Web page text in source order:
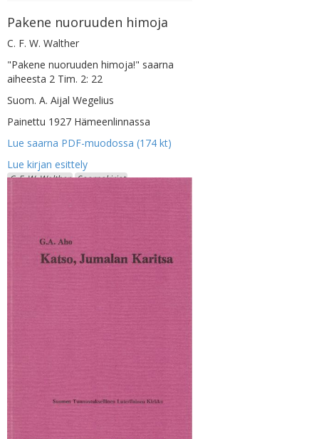
Pakene nuoruuden himoja
C. F. W. Walther
"Pakene nuoruuden himoja!" saarna
aiheesta 2 Tim. 2: 22
Suom. A. Aijal Wegelius
Painettu 1927 Hämeenlinnassa
Lue saarna PDF-muodossa (174 kt)
C. F. W. Walther Saarnakirjat